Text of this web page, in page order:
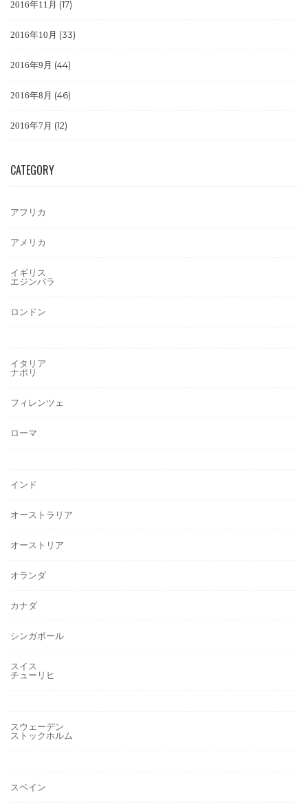
2016年11月 (17)
2016年10月 (33)
2016年9月 (44)
2016年8月 (46)
2016年7月 (12)
CATEGORY
アフリカ
アメリカ
イギリス
エジンバラ
ロンドン
イタリア
ナポリ
フィレンツェ
ローマ
インド
オーストラリア
オーストリア
オランダ
カナダ
シンガポール
スイス
チューリヒ
スウェーデン
ストックホルム
スペイン